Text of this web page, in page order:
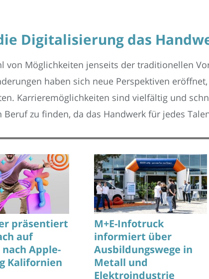
Digitalisierung das
von Möglichkeiten jenseits der traditionellen
haben sich neue Perspektiven
Karrieremöglichkeiten sind vielfältig und
zu finden, da das Handwerk für jedes
präsentiert
auf
nach Apple-
Kalifornien
M+E-Infotruck
informiert über
Ausbildungswege in
Metall und
Elektroindustrie